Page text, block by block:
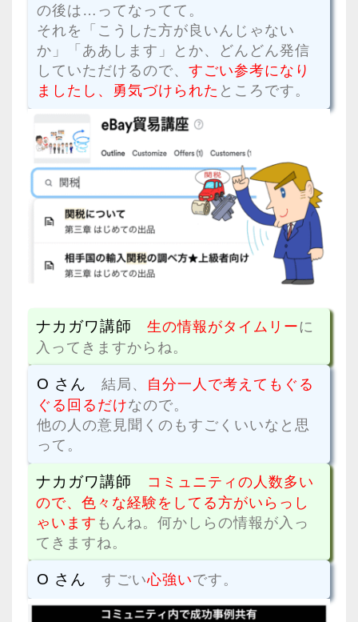
の後は…ってなってて。
それを「こうした方が良いんじゃない
か」「ああします」とか、どんどん発信
していただけるので、 すごい参考になり
ましたし、勇気づけられた ところです。
ナカガワ講師 生の情報がタイムリーに
入ってきますからね。
O さん 結局、 自分一人で考えてもぐる
ぐる回るだけなので。
他の人の意見聞くのもすごくいいなと思
って。
ナカガワ講師
コミュニティの人数多い
ので、色々な経験をしてる方がいらっし
ゃいます もんね。何かしらの情報が入っ
てきますね。
O さん すごい心強いです。